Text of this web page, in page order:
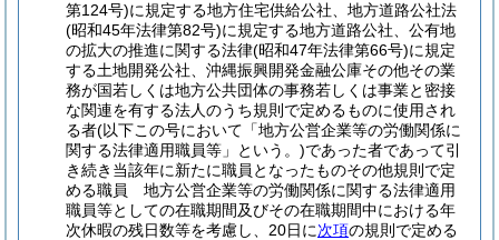
第124号)に規定する地方住宅供給公社、地方道路公社法
(昭和45年法律第82号)に規定する地方道路公社、公有地
の拡大の推進に関する法律(昭和47年法律第66号)に規定
する土地開発公社、沖縄振興開発金融公庫その他その業
務が国若しくは地方公共団体の事務若しくは事業と密接
な関連を有する法人のうち規則で定めるものに使用され
る者(以下この号において「地方公営企業等の労働関係に
関する法律適用職員等」という。)であった者であって引
き続き当該年に新たに職員となったものその他規則で定
める職員 地方公営企業等の労働関係に関する法律適用
職員等としての在職期間及びその在職期間中における年
次休暇の残日数等を考慮し、20日に次項の規則で定める